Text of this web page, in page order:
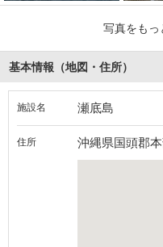
写真をもっ
基本情報（地図・住所）
施設名 瀬底島
住所 沖縄県国頭郡